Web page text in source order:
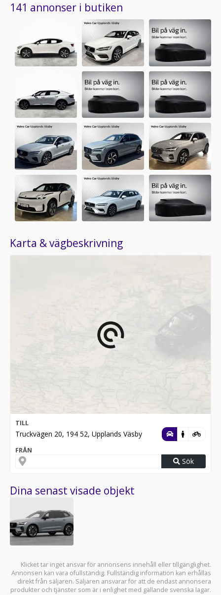
141 annonser i butiken
Karta & vägbeskrivning
TILL
Truckvägen 20, 194 52, Upplands Väsby
FRÅN
Sök
Dina senast visade objekt
Klicket tar inget ansvar för annonsens innehåll eller tillgänglighet.
Annonsen kan vara ofullständig. Fullständig information kan erhållas
direkt från säljaren. Säljaren ansvarar för att de endast annonsera
produkter och tjänster som är i enlighet med gällande svenska lagar.